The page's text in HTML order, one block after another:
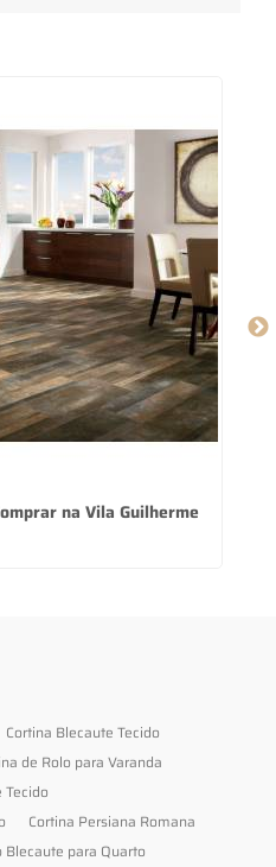
na Vila Guilherme
Cortina Blecaute Tecido
de Rolo para Varanda
Cortina Persiana Romana
Blecaute para Quarto